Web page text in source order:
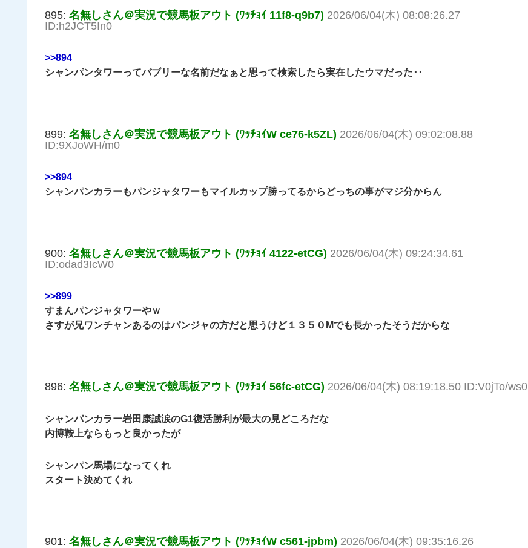
895: 名無しさん＠実況で競馬板アウト (ﾜｯﾁｮｲ 11f8-q9b7) 2026/06/04(木) 08:08:26.27
ID:h2JCT5In0
>>894
シャンパンタワーってバブリーな名前だなぁと思って検索したら実在したウマだった･･
899: 名無しさん＠実況で競馬板アウト (ﾜｯﾁｮｲW ce76-k5ZL) 2026/06/04(木) 09:02:08.88
ID:9XJoWH/m0
>>894
シャンパンカラーもパンジャタワーもマイルカップ勝ってるからどっちの事がマジ分からん
900: 名無しさん＠実況で競馬板アウト (ﾜｯﾁｮｲ 4122-etCG) 2026/06/04(木) 09:24:34.61
ID:odad3IcW0
>>899
すまんパンジャタワーやｗ
さすが兄ワンチャンあるのはパンジャの方だと思うけど１３５０Mでも長かったそうだからな
896: 名無しさん＠実況で競馬板アウト (ﾜｯﾁｮｲ 56fc-etCG) 2026/06/04(木) 08:19:18.50 ID:V0jTo/ws0
シャンパンカラー岩田康誠涙のG1復活勝利が最大の見どころだな
内博鞍上ならもっと良かったが
シャンパン馬場になってくれ
スタート決めてくれ
901: 名無しさん＠実況で競馬板アウト (ﾜｯﾁｮｲW c561-jpbm) 2026/06/04(木) 09:35:16.26